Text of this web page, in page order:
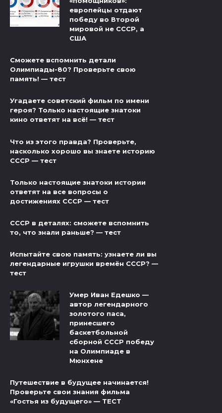
европейцы отдают
победу во Второй
мировой не СССР, а
США
Сможете вспомнить детали
Олимпиады-80? Проверьте свою
память! — тест
Угадаете советский фильм по имени
героя? Только настоящие знатоки
кино ответят на всё! — тест
Что из этого правда? Проверьте,
насколько хорошо вы знаете историю
СССР — тест
Только настоящие знатоки истории
ответят на все вопросы о
достижениях СССР — тест
СССР в деталях: сможете вспомнить
то, что знали раньше? — тест
Испытайте свою память: узнаете ли вы
легендарные игрушки времён СССР? —
тест
Умер Иван Едешко —
автор легендарного
золотого паса,
принесшего
баскетбольной
сборной СССР победу
на Олимпиаде в
Мюнхене
Путешествие в будущее начинается!
Проверьте свои знания фильма
«Гостья из будущего» — ТЕСТ